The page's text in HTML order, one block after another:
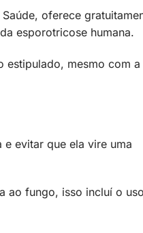
oferece
esporotricose humana.
estipulado, mesmo com a
evitar que ela vire uma
ao fungo, isso incluí o